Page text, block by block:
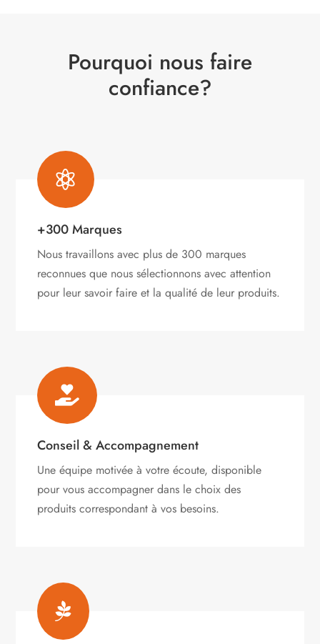
Pourquoi nous faire
confiance?

+300 Marques
Nous travaillons avec plus de 300 marques
reconnues que nous sélectionnons avec attention
pour leur savoir faire et la qualité de leur produits.

Conseil & Accompagnement
Une équipe motivée à votre écoute, disponible
pour vous accompagner dans le choix des
produits correspondant à vos besoins.
